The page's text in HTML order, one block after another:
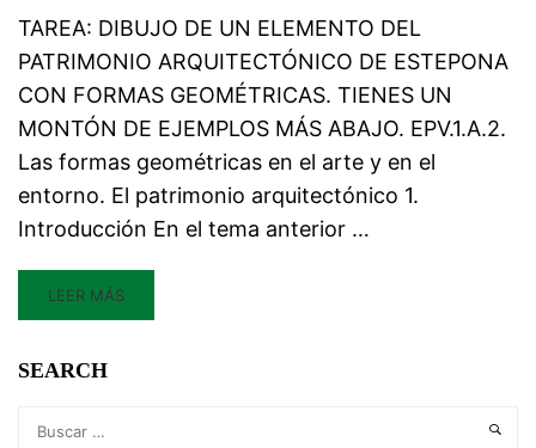
TAREA: DIBUJO DE UN ELEMENTO DEL
PATRIMONIO ARQUITECTÓNICO DE ESTEPONA
CON FORMAS GEOMÉTRICAS. TIENES UN
MONTÓN DE EJEMPLOS MÁS ABAJO. EPV.1.A.2.
Las formas geométricas en el arte y en el
entorno. El patrimonio arquitectónico 1.
Introducción En el tema anterior …
LEER MÁS
SEARCH